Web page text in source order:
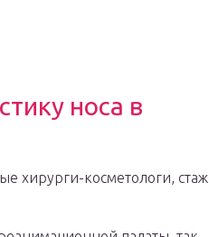
носа в
хирурги-косметологи, стаж